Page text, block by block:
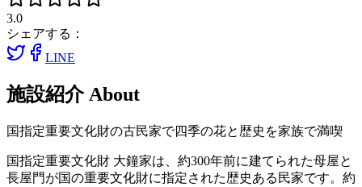
3.0
シェアする：
LINE
施設紹介 About
国指定重要文化財の古民家で四季の花と歴史を家族で満喫
国指定重要文化財 大鐘家は、約300年前に建てられた母屋と
長屋門が国の重要文化財に指定された歴史ある民家です。約